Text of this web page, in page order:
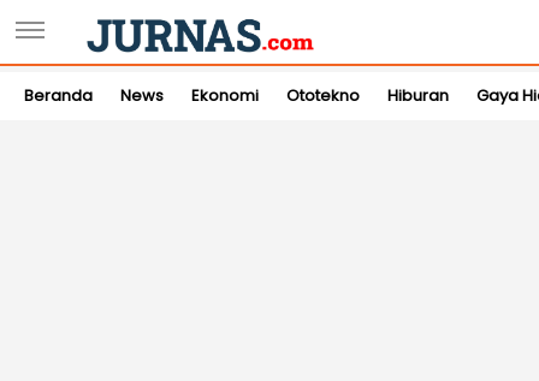
Beranda News Ekonomi Ototekno Hiburan Gaya